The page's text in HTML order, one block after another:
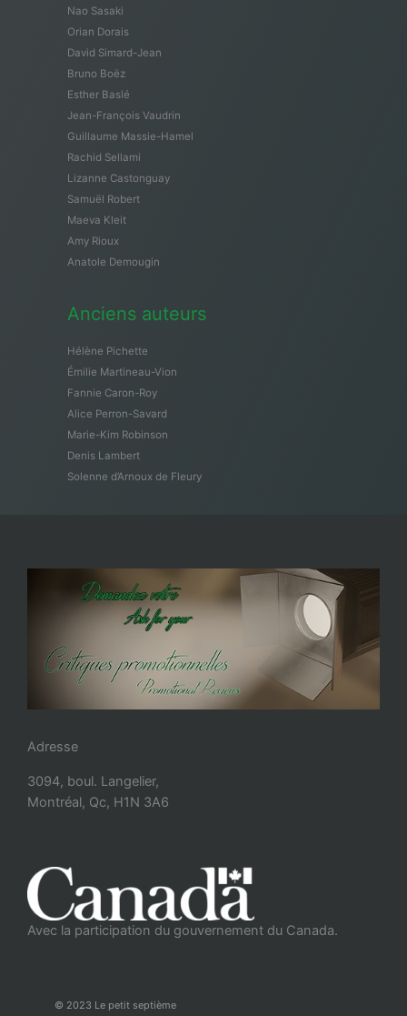
Nao Sasaki
Orian Dorais
David Simard-Jean
Bruno Boëz
Esther Baslé
Jean-François Vaudrin
Guillaume Massie-Hamel
Rachid Sellami
Lizanne Castonguay
Samuël Robert
Maeva Kleit
Amy Rioux
Anatole Demougin
Anciens auteurs
Hélène Pichette
Émilie Martineau-Vion
Fannie Caron-Roy
Alice Perron-Savard
Marie-Kim Robinson
Denis Lambert
Solenne d’Arnoux de Fleury
Adresse
3094, boul. Langelier,
Montréal, Qc, H1N 3A6
Avec la participation du gouvernement du Canada.
© 2023 Le petit septième